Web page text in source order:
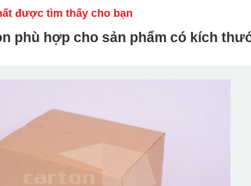
được tìm thấy cho bạn
phù hợp cho sản phẩm có kích